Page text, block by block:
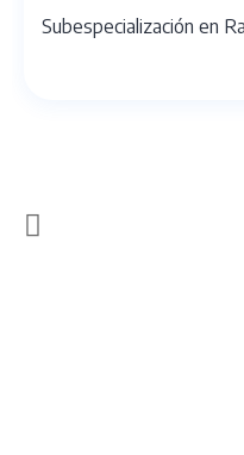
Subespecialización en